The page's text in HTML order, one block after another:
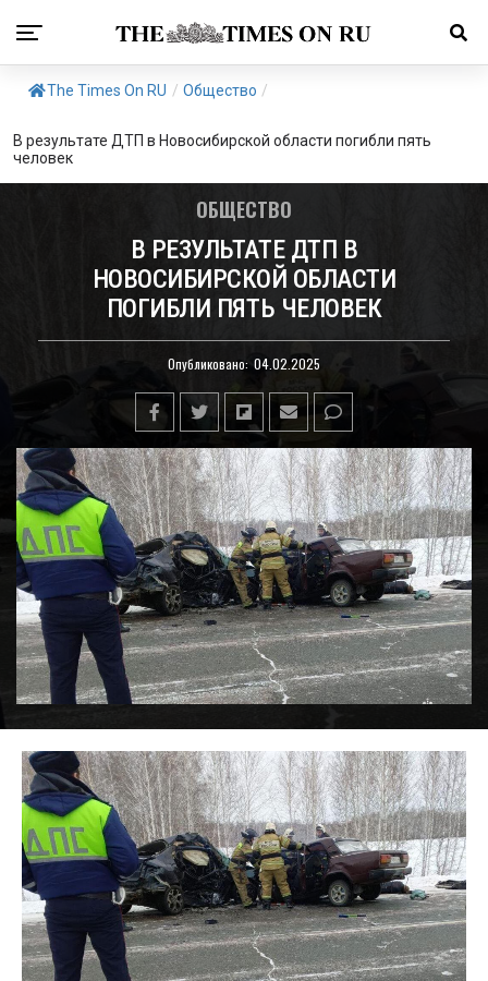
The Times On RU / Общество /
В результате ДТП в Новосибирской области погибли пять
человек
ОБЩЕСТВО
В РЕЗУЛЬТАТЕ ДТП В
НОВОСИБИРСКОЙ ОБЛАСТИ
ПОГИБЛИ ПЯТЬ ЧЕЛОВЕК
Опубликовано: 04.02.2025